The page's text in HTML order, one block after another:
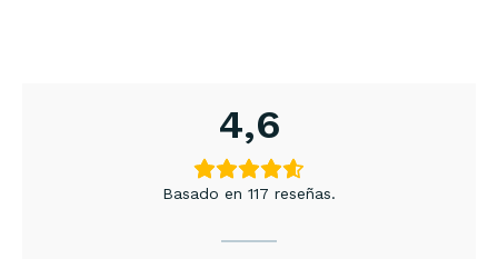
4,6
Basado en 117 reseñas.